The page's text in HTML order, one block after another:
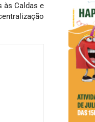
às Caldas e